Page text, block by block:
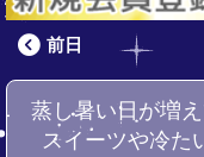
前日
蒸し暑い日が増
スイーツや冷た